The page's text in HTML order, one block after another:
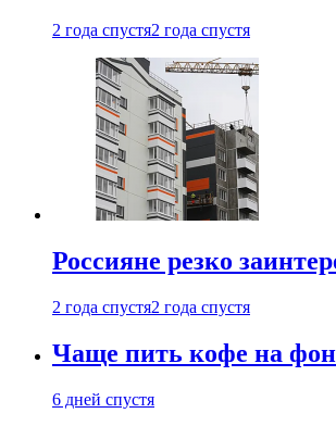
2 года спустя2 года спустя
Россияне резко
2 года спустя2 года спустя
Чаще пить кофе на
6 дней спустя